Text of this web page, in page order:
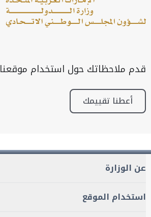
قدم ملاحظاتك حول استخدام موقعنا
أعطنا تقييمك
عن الوزارة
استخدام الموقع